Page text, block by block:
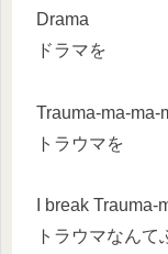
Drama
ドラマを
Trauma-ma-ma-
トラウマを
I break Trauma-
トラウマなんて